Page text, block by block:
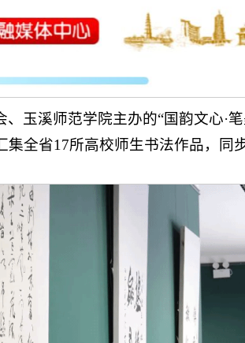
玉溪师范学院主办的“国韵文心·
集全省17所高校师生书法作品，